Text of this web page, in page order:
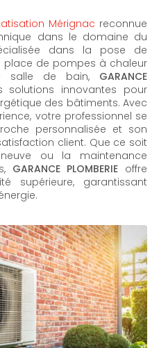
Mérignac reconnue
dans le domaine du
dans la pose de
place de pompes à chaleur
salle de bain, GARANCE
solutions innovantes pour
des bâtiments. Avec
votre professionnel se
personnalisée et son
client. Que ce soit
ou la maintenance
GARANCE PLOMBERIE offre
supérieure, garantissant